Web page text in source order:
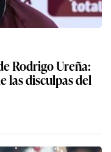
Rodrigo Ureña:
las disculpas del